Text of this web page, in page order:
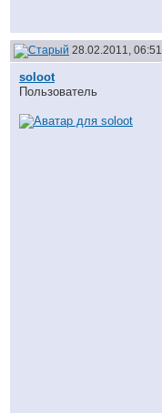
28.02.2011, 06:51
soloot
Пользователь